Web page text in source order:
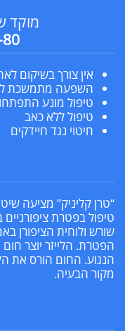
מוקד
אין צורך בשיקום
השפעה מתמשכת
טיפול מונע
טיפול ללא כאב
חיטוי נגד חיידקים
“טרן קליניק” מציעה
טיפול בפטרת
שורש ולוחית הציפורן
הפטרת. הלייזר יוצר
הנגוע. החום הורס את
מקור הבעיה.